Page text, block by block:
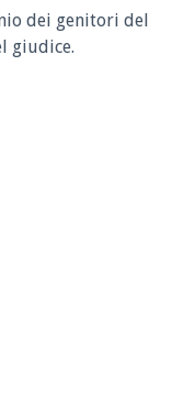
dei genitori del
giudice.